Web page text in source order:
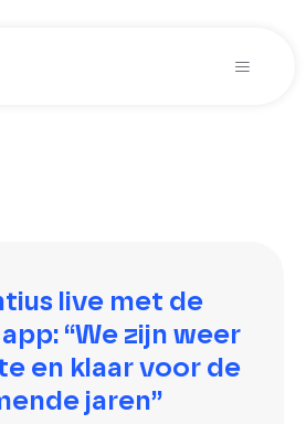
Toggle
live met de
“We zijn weer
en klaar voor de
jaren”